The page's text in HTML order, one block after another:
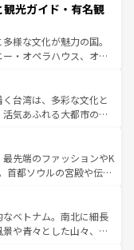
美食が融合した独特の
地域で異なる魅力を楽
史を感じることができ
列車の旅も、アメリカ
観光地といえばオアフ
ウイ島やカウアイ島が
く海をはじめ、豊かな
ハスピリット」と呼ば
ワイアンミュージッ
てがハワイの魅力を彩
と感動が待っているハ
光ガイド・有名観
様な文化が魅力の国。
・オペラハウス、オー
ウルル（エアーズロッ
ケアンズの熱帯雨林な
フェやワイン、オージ
り、サーフィンやダイ
ア好きにはたまらな
存分に味わいつくそ
台湾は、多彩な文化と
気あふれる大都市の台
東部など、都市の喧騒
れる人に新しい発見と
深い台湾の食文化も魅
バラエティ豊かな料理
情報は コンテンツ一覧を参
先端のファッションやK
首都ソウルの宮殿や伝統
自然美を楽しむことが
品のストリートフード
いる。夜には、韓国な
ベトナム。南北に細長
や青々とした山々、世